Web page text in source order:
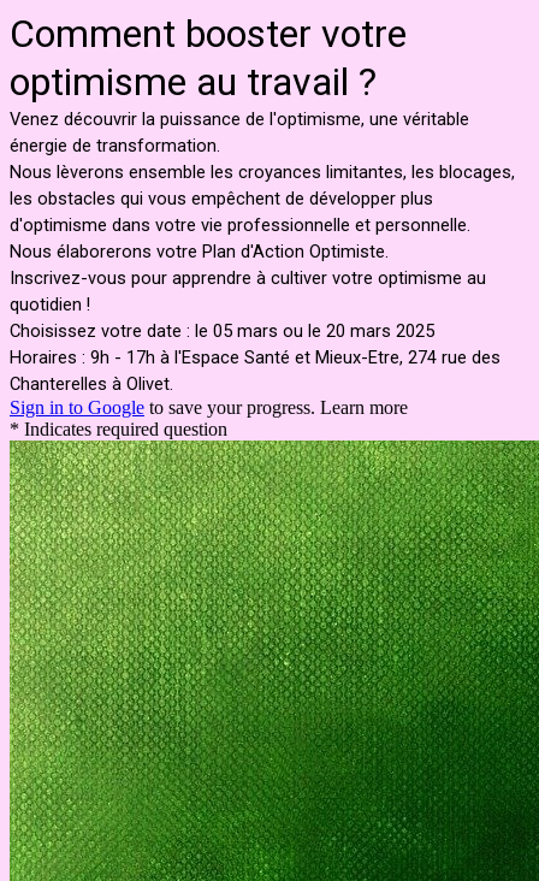
Comment booster votre
optimisme au travail ?
Venez découvrir la puissance de l'optimisme, une véritable
énergie de transformation.
Nous lèverons ensemble les croyances limitantes, les blocages,
les obstacles qui vous empêchent de développer plus
d'optimisme dans votre vie professionnelle et personnelle.
Nous élaborerons votre Plan d'Action Optimiste.
Inscrivez-vous pour apprendre à cultiver votre optimisme au
quotidien !
Choisissez votre date : le 05 mars ou le 20 mars 2025
Horaires : 9h - 17h à l'Espace Santé et Mieux-Etre, 274 rue des
Chanterelles à Olivet.
Sign in to Google to save your progress. Learn more
* Indicates required question